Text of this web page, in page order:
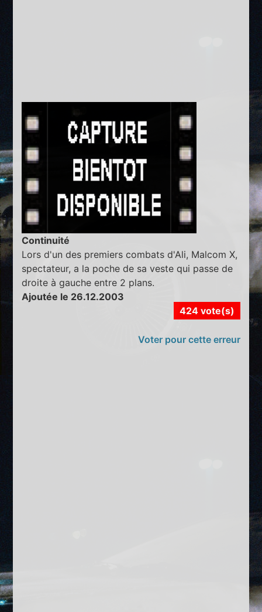
Continuité
Lors d'un des premiers combats d'Ali, Malcom X,
spectateur, a la poche de sa veste qui passe de
droite à gauche entre 2 plans.
Ajoutée le 26.12.2003
424 vote(s)
Voter pour cette erreur